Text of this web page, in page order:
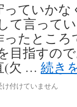
っていか
て言って
ったとこ
目指すの
(欠 … 続き
け付けていません